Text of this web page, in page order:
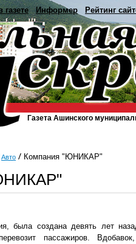
газете Информер Рейтинг
Газета Ашинского
Авто Компания "ЮНИКАР"
была создана девять лет
пассажиров.